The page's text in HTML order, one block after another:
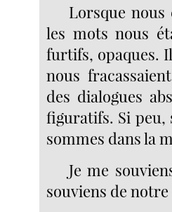
Lorsque
les mots nous
furtifs, opaques.
nous
des dialogues
figuratifs. Si peu,
sommes dans la
Je me
souviens de